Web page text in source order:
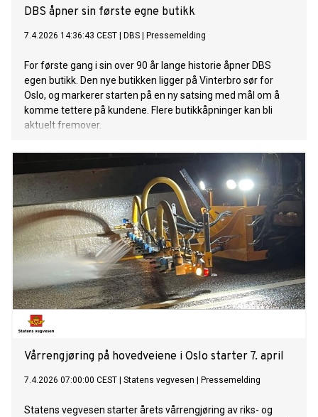
DBS åpner sin første egne butikk
7.4.2026 14:36:43 CEST DBS Pressemelding
For første gang i sin over 90 år lange historie åpner DBS
egen butikk. Den nye butikken ligger på Vinterbro sør for
Oslo, og markerer starten på en ny satsing med mål om å
komme tettere på kundene. Flere butikkåpninger kan bli
aktuelt fremover.
Vårrengjøring på hovedveiene i Oslo starter 7. april
7.4.2026 07:00:00 CEST Statens vegvesen Pressemelding
Statens vegvesen starter årets vårrengjøring av riks- og